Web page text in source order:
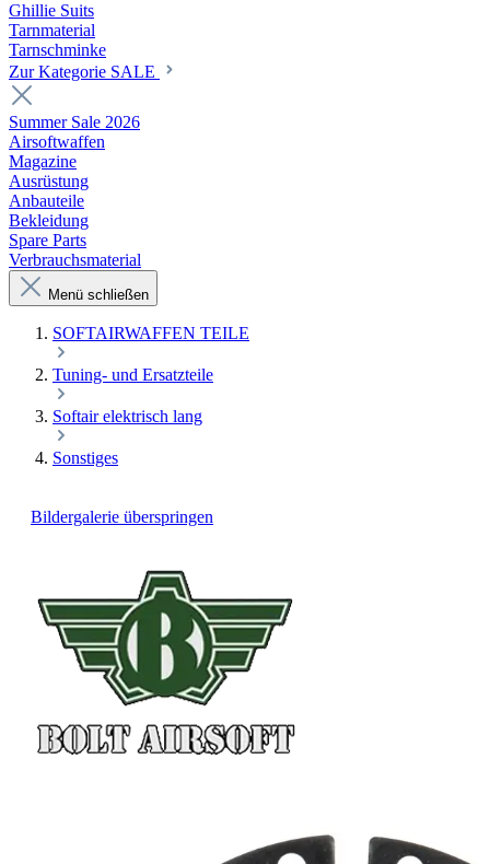
Ghillie Suits
Tarnmaterial
Tarnschminke
Zur Kategorie SALE
Summer Sale 2026
Airsoftwaffen
Magazine
Ausrüstung
Anbauteile
Bekleidung
Spare Parts
Verbrauchsmaterial
Menü schließen
SOFTAIRWAFFEN TEILE
Tuning- und Ersatzteile
Softair elektrisch lang
Sonstiges
Bildergalerie überspringen